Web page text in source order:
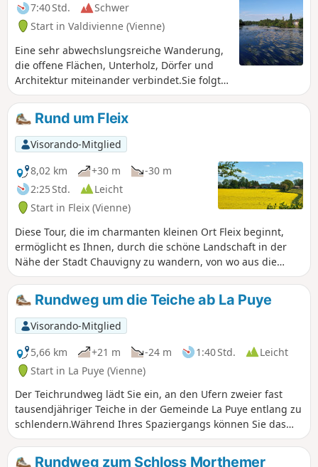
7:40 Std.
Schwer
Start in Valdivienne (Vienne)
Eine sehr abwechslungsreiche Wanderung,
die offene Flächen, Unterholz, Dörfer und
Architektur miteinander verbindet.Sie folgt
größtenteils dem von der Gemeinde
Valdivienne angelegten Planetenweg.
Rund um Fleix
Visorando-Mitglied
8,02 km
+30 m
-30 m
2:25 Std.
Leicht
Start in Fleix (Vienne)
Diese Tour, die im charmanten kleinen Ort Fleix beginnt,
ermöglicht es Ihnen, durch die schöne Landschaft in der
Nähe der Stadt Chauvigny zu wandern, von wo aus die
Fahrradbahn startet, die auf dem ehemaligen Bahndamm
dieser Gemeinde verkehrt. Sie werden einen Teil der alten
Römerstraße entlanggehen und kommen auch in die Nähe
des Staatswaldes von Mareuil.
Rundweg um die Teiche ab La Puye
Visorando-Mitglied
5,66 km
+21 m -24 m 1:40 Std.
Leicht
Start in La Puye (Vienne)
Der Teichrundweg lädt Sie ein, an den Ufern zweier fast
tausendjähriger Teiche in der Gemeinde La Puye entlang zu
schlendern.Während Ihres Spaziergangs können Sie das
Wasserrad bewundern und das Fontevrist-Kloster von La
Puye, das heute das Mutterhaus der Kongregation der
Rundweg zum Schloss Morthemer